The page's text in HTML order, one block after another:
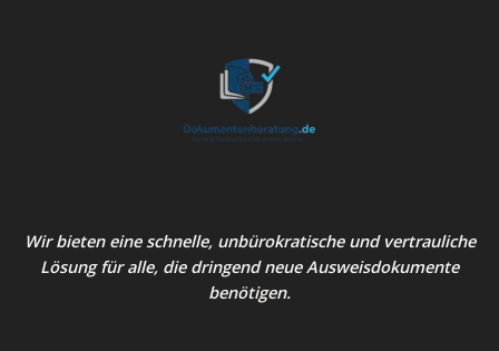
Wir bieten eine schnelle, unbürokratische und vertrauliche
Lösung für alle, die dringend neue Ausweisdokumente
benötigen.